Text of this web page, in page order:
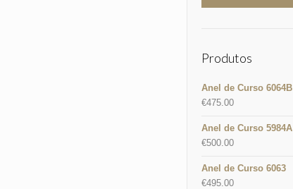
Produtos
Anel de Curso 6064B
€475.00
Anel de Curso 5984A
€500.00
Anel de Curso 6063
€495.00